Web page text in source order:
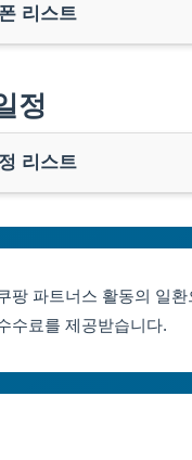
리스트
정
리스트
일정
정
팡 파트너스 활동의 일
수료를 제공받습니다.